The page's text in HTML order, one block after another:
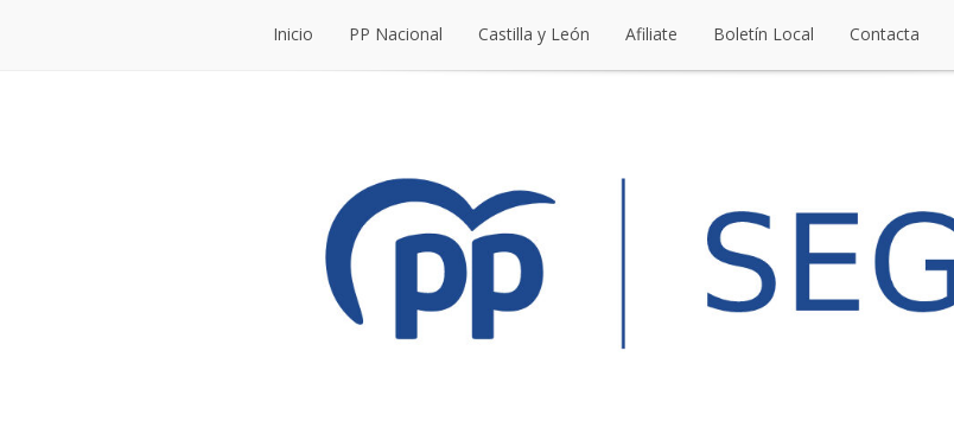
Inicio PP Nacional Castilla y León Afiliate Boletín Local Contacta